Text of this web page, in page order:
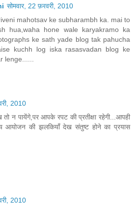
सोमवार, 22 फ़रवरी, 2010
mahotsav ke subharambh ka. mai to
hua,waha hone wale karyakramo ka
ke sath yade blog tak pahucha
kuchh log iska rasasvadan blog ke
lenge......
2010
न पायेंगे,पर आपके रपट की प्रतीक्षा रहेगी...आपही
की झलकियाँ देख संतुष्ट होने का प्रयास
2010